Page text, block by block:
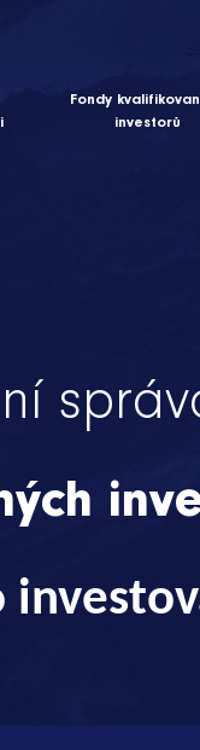
Fondy
investorů
svět